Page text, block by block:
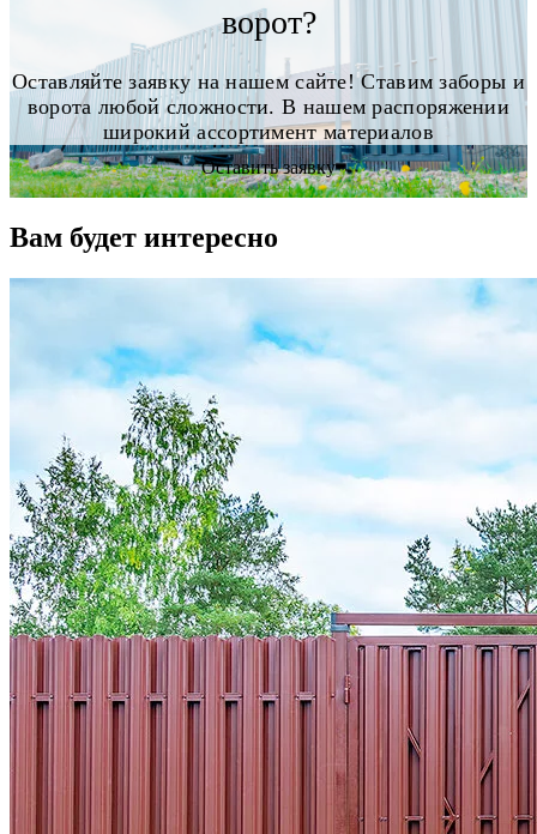
ворот?
Оставляйте заявку на нашем сайте! Ставим заборы и
ворота любой сложности. В нашем распоряжении
широкий ассортимент материалов
Оставить заявку
Вам будет интересно